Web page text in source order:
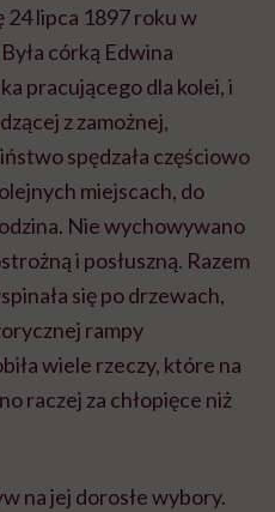
24 lipca 1897 roku w
córką Edwina
pracującego dla kolei, i
z zamożnej,
spędzała częściowo
miejscach, do
Nie wychowywano
i posłuszną. Razem
się po drzewach,
rampy
wiele rzeczy, które na
raczej za chłopięce niż
na jej dorosłe wybory.